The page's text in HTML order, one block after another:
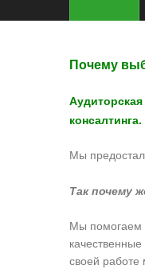
Почему
консалтинга.
Мы
Так почему
Мы помогаем
своей работе